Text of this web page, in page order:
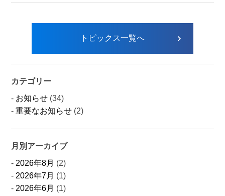
トピックス一覧へ
カテゴリー
お知らせ (34)
重要なお知らせ (2)
月別アーカイブ
2026年8月 (2)
2026年7月 (1)
2026年6月 (1)